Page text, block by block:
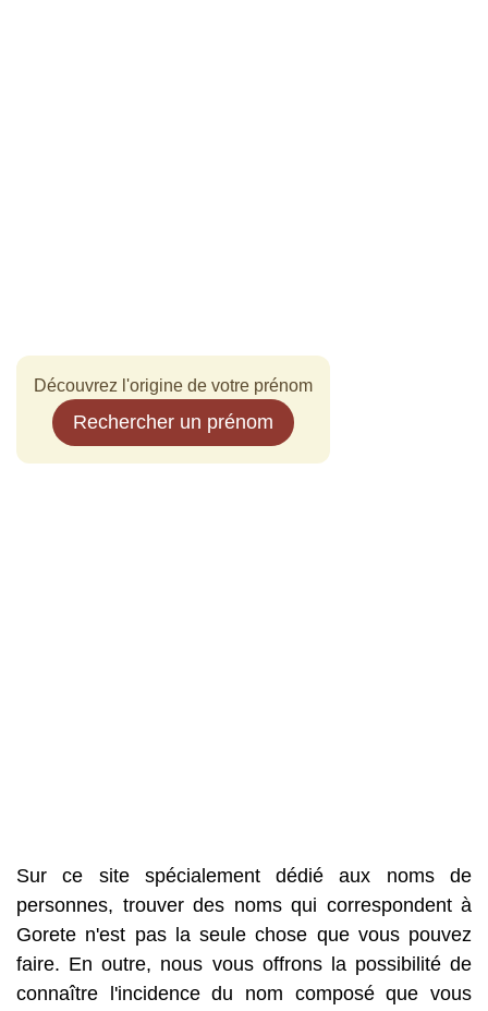
Découvrez l'origine de votre prénom
Rechercher un prénom
Sur ce site spécialement dédié aux noms de
personnes, trouver des noms qui correspondent à
Gorete n'est pas la seule chose que vous pouvez
faire. En outre, nous vous offrons la possibilité de
connaître l'incidence du nom composé que vous